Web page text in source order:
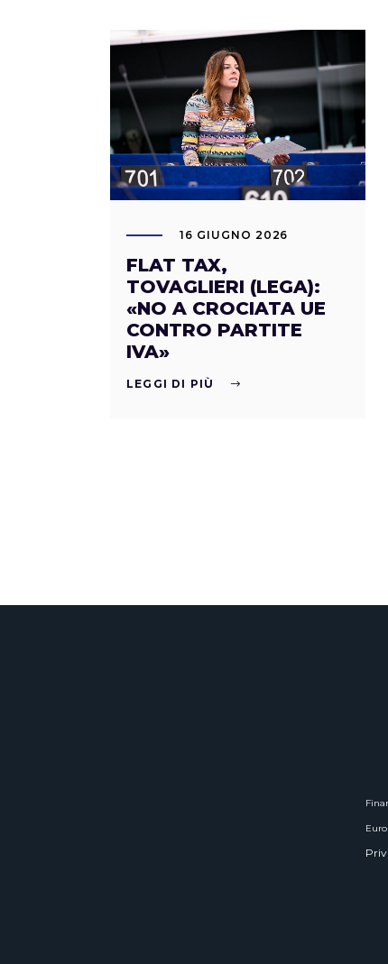
16 GIUGNO 2026
FLAT TAX,
TOVAGLIERI (LEGA):
«NO A CROCIATA UE
CONTRO PARTITE
IVA»
LEGGI DI PIÙ